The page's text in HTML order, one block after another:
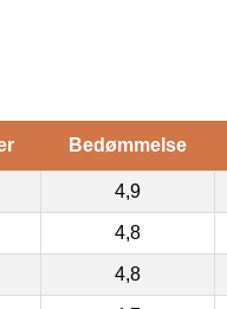
Bedømmelse
4,9
4,8
4,8